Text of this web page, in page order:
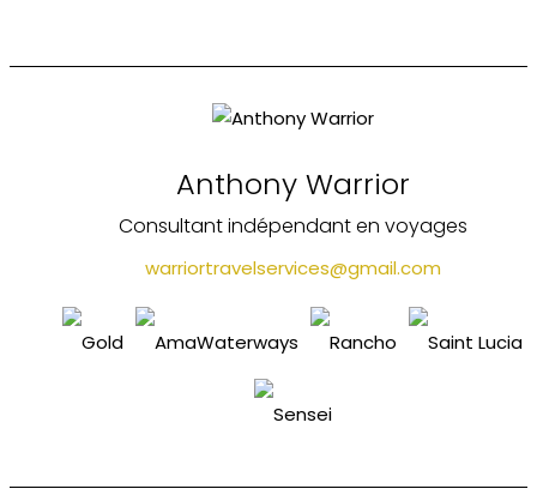
Anthony Warrior
Consultant indépendant en voyages
warriortravelservices@gmail.com